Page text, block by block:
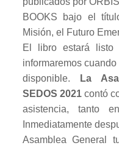
BOOKS bajo el
Misión, el Futuro
El libro estará
informaremos
disponible.
La
SEDOS 2021contó
asistencia, tanto
Inmediatamente
Asamblea General